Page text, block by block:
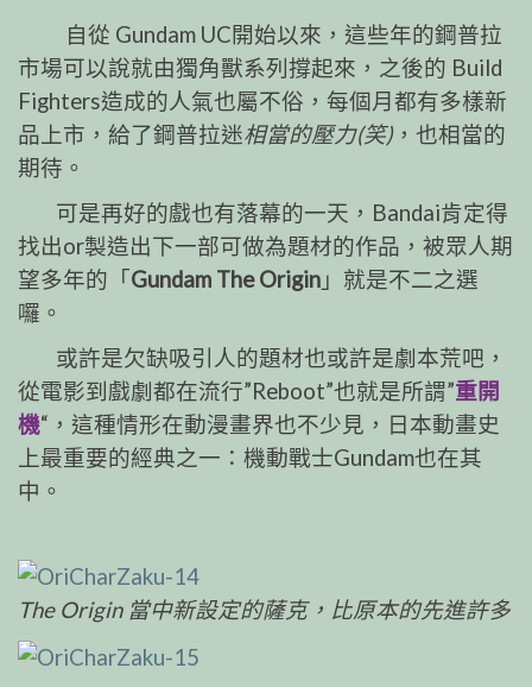
自從 Gundam UC開始以來，這些年的鋼普拉
市場可以說就由獨角獸系列撐起來，之後的 Build
Fighters造成的人氣也屬不俗，每個月都有多樣新
品上市，給了鋼普拉迷相當的壓力(笑)，也相當的
期待。
可是再好的戲也有落幕的一天，Bandai肯定得
找出or製造出下一部可做為題材的作品，被眾人期
望多年的「Gundam The Origin 」就是不二之選
囉。
或許是欠缺吸引人的題材也或許是劇本荒吧，
從電影到戲劇都在流行”Reboot”也就是所謂”重開
機“，這種情形在動漫畫界也不少見，日本動畫史
上最重要的經典之一：機動戰士Gundam也在其
中。
The Origin 當中新設定的薩克，比原本的先進許多